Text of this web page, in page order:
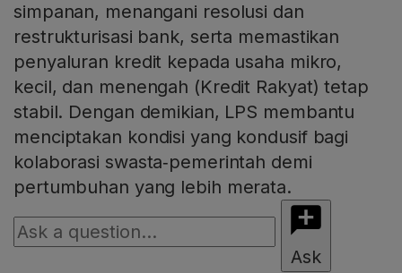
simpanan, menangani resolusi dan
restrukturisasi bank, serta memastikan
penyaluran kredit kepada usaha mikro,
kecil, dan menengah (Kredit Rakyat) tetap
stabil. Dengan demikian, LPS membantu
menciptakan kondisi yang kondusif bagi
kolaborasi swasta‑pemerintah demi
pertumbuhan yang lebih merata.
Ask